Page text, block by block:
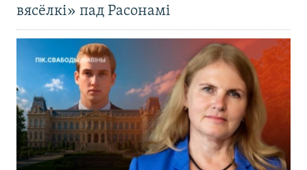
вясёлкі» пад Расонамі